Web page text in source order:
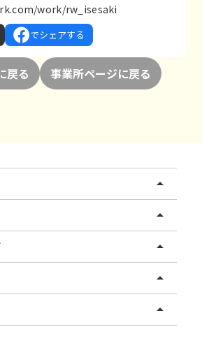
work/rw_isesaki
でシェアする
戻る 事業所ページに戻る
arrow_drop_up
arrow_drop_up
arrow_drop_up
arrow_drop_up
arrow_drop_up